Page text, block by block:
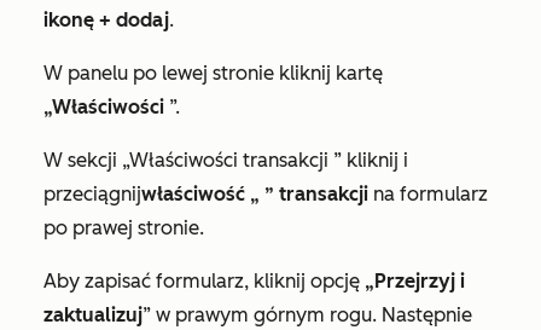
ikonę + dodaj.
W panelu po lewej stronie kliknij kartę
„Właściwości ”.
W sekcji „Właściwości transakcji ” kliknij i
przeciągnijwłaściwość „ ” transakcji na formularz
po prawej stronie.
Aby zapisać formularz, kliknij opcję „Przejrzyj i
zaktualizuj” w prawym górnym rogu. Następnie